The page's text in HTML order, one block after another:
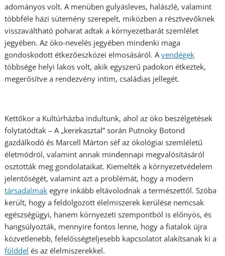
adományos volt. A menüben gulyásleves, halászlé, valamint
többféle házi sütemény szerepelt, miközben a résztvevőknek
visszaváltható poharat adtak a környezetbarát szemlélet
jegyében. Az öko-nevelés jegyében mindenki maga
gondoskodott étkezőeszközei elmosásáról. Avendégek
többsége helyi lakos volt, akik egyszerű padokon étkeztek,
megerősítve a rendezvény intim, családias jellegét.
Kettőkor a Kultúrházba indultunk, ahol az öko beszélgetések
folytatódtak – A „kerekasztal” során Putnoky Botond
gazdálkodó és Marcell Márton séf az ökológiai szemléletű
életmódról, valamint annak mindennapi megvalósításáról
osztották meg gondolataikat. Kiemelték a környezetvédelem
jelentőségét, valamint azt a problémát, hogy a modern
társadalmak egyre inkább eltávolodnak a természettől. Szóba
került, hogy a feldolgozott élelmiszerek kerülése nemcsak
egészségügyi, hanem környezeti szempontból is előnyös, és
hangsúlyozták, mennyire fontos lenne, hogy a fiatalok újra
közvetlenebb, felelősségteljesebb kapcsolatot alakítsanak ki a
földdel és az élelmiszerekkel.